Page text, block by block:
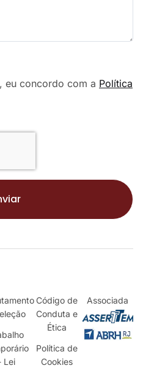
eu concordo com a Política
Lei
Código de
Conduta e
Ética
Política de
Cookies
Associada